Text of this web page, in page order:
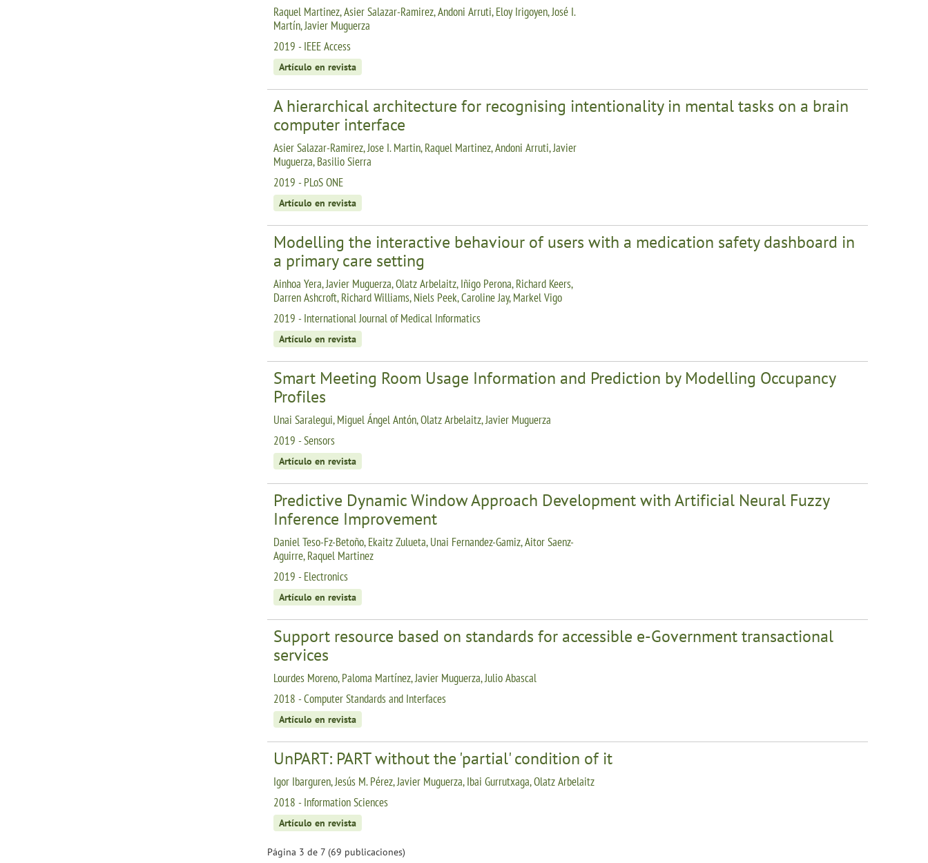
Raquel Martinez, Asier Salazar-Ramirez, Andoni Arruti, Eloy Irigoyen, José I.
Martín, Javier Muguerza
2019 - IEEE Access
Artículo en revista
A hierarchical architecture for recognising intentionality in mental tasks on a brain
computer interface
Asier Salazar-Ramirez, Jose I. Martin, Raquel Martinez, Andoni Arruti, Javier
Muguerza, Basilio Sierra
2019 - PLoS ONE
Artículo en revista
Modelling the interactive behaviour of users with a medication safety dashboard in
a primary care setting
Ainhoa Yera, Javier Muguerza, Olatz Arbelaitz, Iñigo Perona, Richard Keers,
Darren Ashcroft, Richard Williams, Niels Peek, Caroline Jay, Markel Vigo
2019 - International Journal of Medical Informatics
Artículo en revista
Smart Meeting Room Usage Information and Prediction by Modelling Occupancy
Profiles
Unai Saralegui, Miguel Ángel Antón, Olatz Arbelaitz, Javier Muguerza
2019 - Sensors
Artículo en revista
Predictive Dynamic Window Approach Development with Artificial Neural Fuzzy
Inference Improvement
Daniel Teso-Fz-Betoño, Ekaitz Zulueta, Unai Fernandez-Gamiz, Aitor Saenz-
Aguirre, Raquel Martinez
2019 - Electronics
Artículo en revista
Support resource based on standards for accessible e-Government transactional
services
Lourdes Moreno, Paloma Martínez, Javier Muguerza, Julio Abascal
2018 - Computer Standards and Interfaces
Artículo en revista
UnPART: PART without the 'partial' condition of it
Igor Ibarguren, Jesús M. Pérez, Javier Muguerza, Ibai Gurrutxaga, Olatz Arbelaitz
2018 - Information Sciences
Artículo en revista
Página 3 de 7 (69 publicaciones)